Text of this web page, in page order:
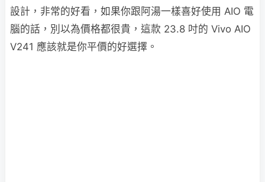
設計，非常的好看，如果你跟阿湯一樣喜好使用 AIO 電
腦的話，別以為價格都很貴，這款 23.8 吋的 Vivo AIO
V241 應該就是你平價的好選擇。